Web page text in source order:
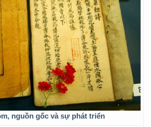
nguồn gốc và sự phát triển